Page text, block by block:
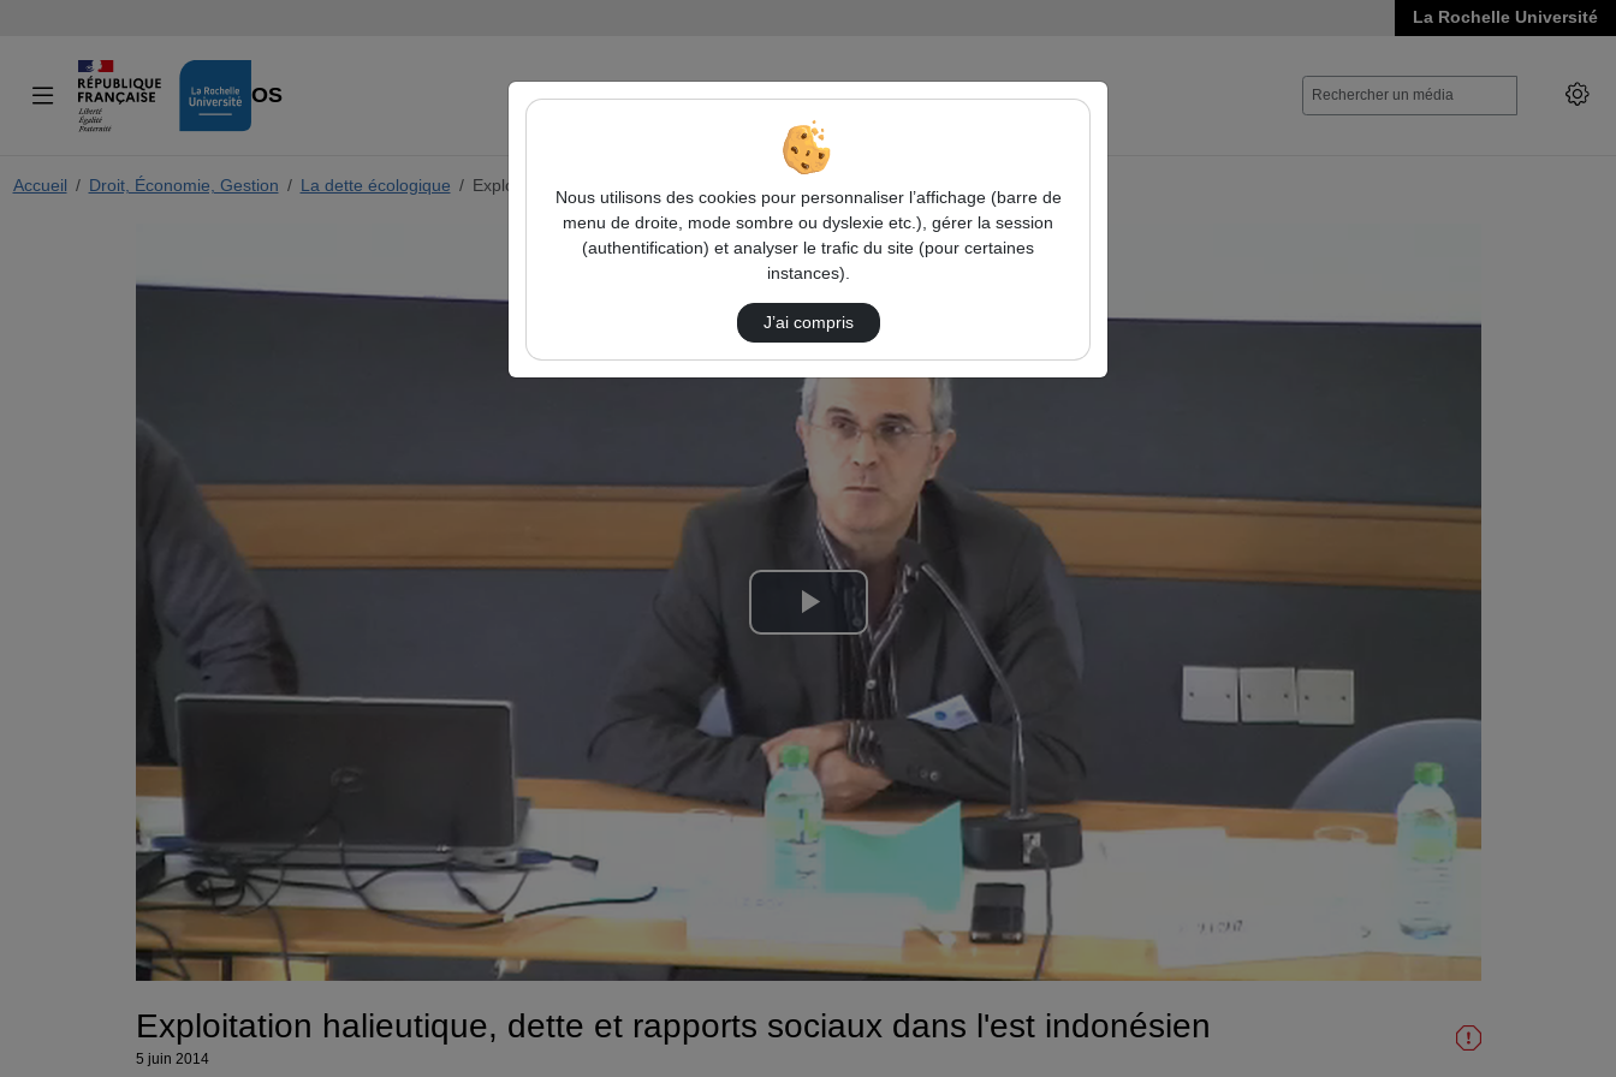
La Rochelle Université
VIDÉOS
Accueil Droit, Économie, Gestion La dette écologique Exploitation Halieutique, Dette Et Rapports …
Lire
vidéo
Exploitation halieutique, dette et rapports sociaux dans l'est indonésien
5 juin 2014
Nous utilisons des cookies pour personnaliser l’affichage (barre de
menu de droite, mode sombre ou dyslexie etc.), gérer la session
(authentification) et analyser le trafic du site (pour certaines
instances).
J’ai compris